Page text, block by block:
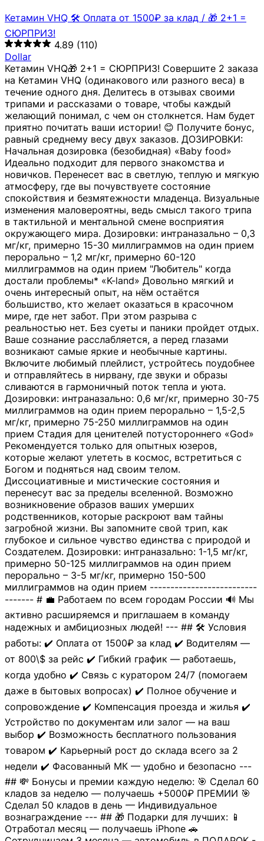
Кетамин VHQ 🛠 Оплата от 1500₽ за клад / 🎁 2+1 =
СЮРПРИЗ!
4.89 (110)
Dollar
Кетамин VHQ🎁 2+1 = СЮРПРИЗ! Совершите 2 заказа
на Кетамин VHQ (одинакового или разного веса) в
течение одного дня. Делитесь в отзывах своими
трипами и рассказами о товаре, чтобы каждый
желающий понимал, с чем он столкнется. Нам будет
приятно почитать ваши истории! 😊 Получите бонус,
равный среднему весу двух заказов. ДОЗИРОВКИ:
Начальная дозировка (безобидная) «Baby food»
Идеально подходит для первого знакомства и
новичков. Перенесет вас в светлую, теплую и мягкую
атмосферу, где вы почувствуете состояние
спокойствия и безмятежности младенца. Визуальные
изменения маловероятны, ведь смысл такого трипа
в тактильной и ментальной смене восприятия
окружающего мира. Дозировки: интраназально – 0,3
мг/кг, примерно 15-30 миллиграммов на один прием
перорально – 1,2 мг/кг, примерно 60-120
миллиграммов на один прием "Любитель" когда
достали проблемы* «K-land» Довольно мягкий и
очень интересный опыт, на нём остаётся
большиство, кто желает оказаться в красочном
мире, где нет забот. При этом разрыва с
реальностью нет. Без суеты и паники пройдет отдых.
Ваше сознание расслабляется, а перед глазами
возникают самые яркие и необычные картины.
Включите любимый плейлист, устройтесь поудобнее
и отправляйтесь в нирвану, где звуки и образы
сливаются в гармоничный поток тепла и уюта.
Дозировки: интраназально: 0,6 мг/кг, примерно 30-75
миллиграммов на один прием перорально – 1,5-2,5
мг/кг, примерно 75-250 миллиграммов на один
прием Стадия для ценителей потустороннего «God»
Рекомендуется только для опытных юзеров,
которые желают улететь в космос, встретиться с
Богом и подняться над своим телом.
Диссоциативные и мистические состояния и
перенесут вас за пределы вселенной. Возможно
возникновение образов ваших умерших
родственников, которые раскроют вам тайны
загробной жизни. Вы запомните свой трип, как
глубокое и сильное чувство единства с природой и
Создателем. Дозировки: интраназально: 1-1,5 мг/кг,
примерно 50-125 миллиграммов на один прием
перорально – 3-5 мг/кг, примерно 150-500
миллиграммов на один прием --------------------------
------- # 💼 Работаем по всем городам России 🔊 Мы
активно расширяемся и приглашаем в команду
надежных и амбициозных людей! --- ## 🛠 Условия
работы: ✔️ Оплата от 1500₽ за клад ✔️ Водителям —
от 800\$ за рейс ✔️ Гибкий график — работаешь,
когда удобно ✔️ Связь с куратором 24/7 (помогаем
даже в бытовых вопросах) ✔️ Полное обучение и
сопровождение ✔️ Компенсация проезда и жилья ✔️
Устройство по документам или залог — на ваш
выбор ✔️ Возможность бесплатного пользования
товаром ✔️ Карьерный рост до склада всего за 2
недели ✔️ Фасованный МК — удобно и безопасно ---
## 💸 Бонусы и премии каждую неделю: 🎯 Сделал 60
кладов за неделю — получаешь +5000₽ ПРЕМИИ 🎯
Сделал 50 кладов в день — Индивидуальное
вознаграждение --- ## 🎁 Подарки для лучших: 📱
Отработал месяц — получаешь iPhone 🚗